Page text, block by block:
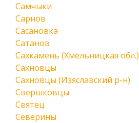
Самчыки
Сарнов
Сасановка
Сатанов
Сахкамень (Хмельницкая обл.)
Сахновцы
Сахновцы (Изяславский р-н)
Свершковцы
Святец
Северины